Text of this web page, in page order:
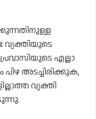
പ്രവാസിയുടെ എല്ലാ
അടച്ചിരിക്കുക,
വ്യക്തി